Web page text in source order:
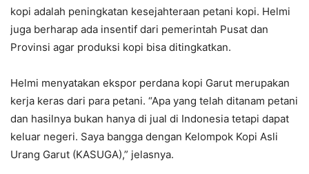
kopi adalah peningkatan kesejahteraan petani kopi. Helmi
juga berharap ada insentif dari pemerintah Pusat dan
Provinsi agar produksi kopi bisa ditingkatkan.
Helmi menyatakan ekspor perdana kopi Garut merupakan
kerja keras dari para petani. “Apa yang telah ditanam petani
dan hasilnya bukan hanya di jual di Indonesia tetapi dapat
keluar negeri. Saya bangga dengan Kelompok Kopi Asli
Urang Garut (KASUGA),” jelasnya.